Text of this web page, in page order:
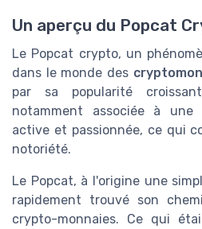
Un aperçu du Popcat
Le Popcat crypto, un
dans le monde des
par sa popularité
notamment associée à une
active et passionnée, ce qui
notoriété.
Le Popcat, à l'origine une
rapidement trouvé son
crypto-monnaies. Ce qui